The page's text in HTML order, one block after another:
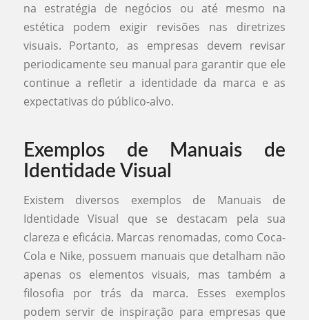
na estratégia de negócios ou até mesmo na
estética podem exigir revisões nas diretrizes
visuais. Portanto, as empresas devem revisar
periodicamente seu manual para garantir que ele
continue a refletir a identidade da marca e as
expectativas do público-alvo.
Exemplos de Manuais de
Identidade Visual
Existem diversos exemplos de Manuais de
Identidade Visual que se destacam pela sua
clareza e eficácia. Marcas renomadas, como Coca-
Cola e Nike, possuem manuais que detalham não
apenas os elementos visuais, mas também a
filosofia por trás da marca. Esses exemplos
podem servir de inspiração para empresas que